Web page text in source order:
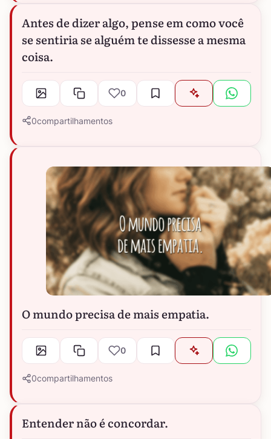
Antes de dizer algo, pense em como você
se sentiria se alguém te dissesse a mesma
coisa.
0
0compartilhamentos
O mundo precisa de mais empatia.
0
0compartilhamentos
Entender não é concordar.